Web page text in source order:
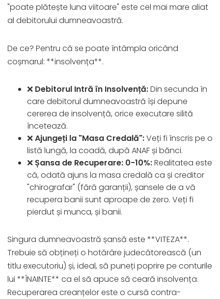
"poate plătește luna viitoare" este cel mai mare aliat
al debitorului dumneavoastră.
De ce? Pentru că se poate întâmpla oricând
coșmarul: **insolvența**.
❌ Debitorul Intră în Insolvență:Din secunda în
care debitorul dumneavoastră își depune
cererea de insolvență, orice executare silită
încetează.
❌Ajungeți la "Masa Credală":Veți fi înscris pe o
listă lungă, la coadă, după ANAF și bănci.
❌ Șansa de Recuperare: 0-10%:Realitatea este
că, odată ajuns la masa credală ca și creditor
"chirografar" (fără garanții), șansele de a vă
recupera banii sunt aproape de zero. Veți fi
pierdut și munca, și banii.
Singura dumneavoastră șansă este **VITEZA**.
Trebuie să obțineți o hotărâre judecătorească (un
titlu executoriu) și, ideal, să puneți poprire pe conturile
lui **ÎNAINTE** ca el să apuce să ceară insolvența.
Recuperarea creanțelor este o cursă contra-